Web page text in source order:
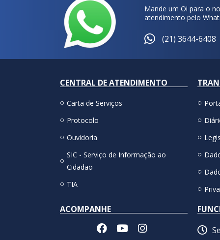
Mande um Oi para o
atendimento pelo
(21) 3644-6408
CENTRAL DE ATENDIMENTO
Carta de Serviços
Protocolo
Ouvidoria
SIC - Serviço de Informação ao
Cidadão
TIA
ACOMPANHE